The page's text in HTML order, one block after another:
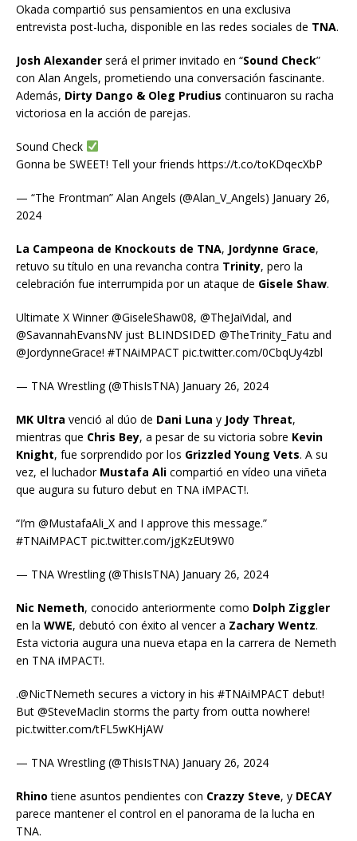
Okada compartió sus pensamientos en una exclusiva
entrevista post-lucha, disponible en las redes sociales de TNA.
Josh Alexander será el primer invitado en “Sound Check”
con Alan Angels, prometiendo una conversación fascinante.
Además, Dirty Dango & Oleg Prudius continuaron su racha
victoriosa en la acción de parejas.
Sound Check
Gonna be SWEET! Tell your friends https://t.co/toKDqecXbP
— “The Frontman” Alan Angels (@Alan_V_Angels) January 26,
2024
La Campeona de Knockouts de TNA, Jordynne Grace,
retuvo su título en una revancha contra Trinity, pero la
celebración fue interrumpida por un ataque de Gisele Shaw.
Ultimate X Winner @GiseleShaw08, @TheJaiVidal, and
@SavannahEvansNV just BLINDSIDED @TheTrinity_Fatu and
@JordynneGrace! #TNAiMPACT pic.twitter.com/0CbqUy4zbl
— TNA Wrestling (@ThisIsTNA) January 26, 2024
MK Ultra venció al dúo de Dani Luna y Jody Threat,
mientras que Chris Bey, a pesar de su victoria sobre Kevin
Knight, fue sorprendido por los Grizzled Young Vets. A su
vez, el luchador Mustafa Ali compartió en vídeo una viñeta
que augura su futuro debut en TNA iMPACT!.
“I’m @MustafaAli_X and I approve this message.”
#TNAiMPACT pic.twitter.com/jgKzEUt9W0
— TNA Wrestling (@ThisIsTNA) January 26, 2024
Nic Nemeth, conocido anteriormente como Dolph Ziggler
en la WWE, debutó con éxito al vencer a Zachary Wentz.
Esta victoria augura una nueva etapa en la carrera de Nemeth
en TNA iMPACT!.
.@NicTNemeth secures a victory in his #TNAiMPACT debut!
But @SteveMaclin storms the party from outta nowhere!
pic.twitter.com/tFL5wKHjAW
— TNA Wrestling (@ThisIsTNA) January 26, 2024
Rhino tiene asuntos pendientes con Crazzy Steve, y DECAY
parece mantener el control en el panorama de la lucha en
TNA.